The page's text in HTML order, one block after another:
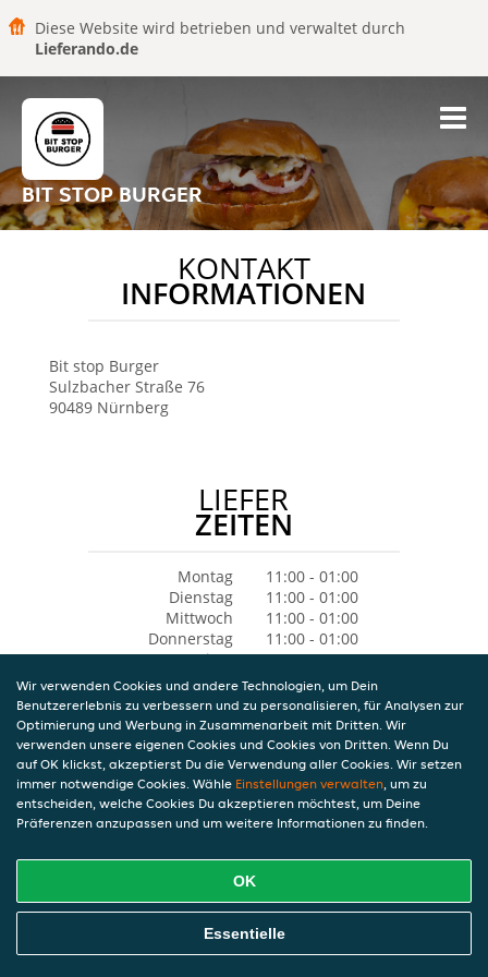
Diese Website wird betrieben und verwaltet durch
Lieferando.de
BIT STOP BURGER
KONTAKT
INFORMATIONEN
Bit stop Burger
Sulzbacher Straße 76
90489 Nürnberg
LIEFER
ZEITEN
Montag
11:00 - 01:00
Dienstag
11:00 - 01:00
Mittwoch
11:00 - 01:00
Donnerstag
11:00 - 01:00
Freitag
11:00 - 02:00
Samstag
12:00 - 02:00
Sonntag
12:30 - 01:00
Wir verwenden Cookies und andere Technologien, um Dein
Benutzererlebnis zu verbessern und zu personalisieren, für Analysen zur
Optimierung und Werbung in Zusammenarbeit mit Dritten. Wir
verwenden unsere eigenen Cookies und Cookies von Dritten. Wenn Du
auf OK klickst, akzeptierst Du die Verwendung aller Cookies. Wir setzen
immer notwendige Cookies. Wähle Einstellungen verwalten, um zu
entscheiden, welche Cookies Du akzeptieren möchtest, um Deine
Präferenzen anzupassen und um weitere Informationen zu finden.
OK
Essentielle